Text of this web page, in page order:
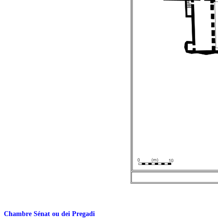
Chambre Sénat ou dei Pregadi